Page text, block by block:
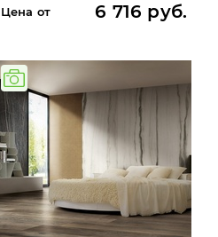
Цена от 6 716 руб.